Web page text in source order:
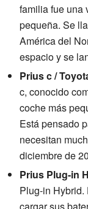
familia fue una
pequeña. Se
América del
espacio y se
Prius c /
c, conocido
coche más
Está pensado
necesitan
diciembre de
Prius Plug-in
Plug-in Hybrid.
cargar sus